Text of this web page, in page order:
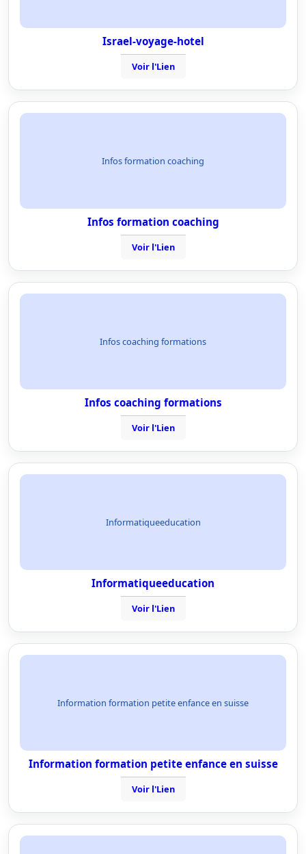
Israel-voyage-hotel
Voir l'Lien
Infos formation coaching
Infos formation coaching
Voir l'Lien
Infos coaching formations
Infos coaching formations
Voir l'Lien
Informatiqueeducation
Informatiqueeducation
Voir l'Lien
Information formation petite enfance en suisse
Information formation petite enfance en suisse
Voir l'Lien